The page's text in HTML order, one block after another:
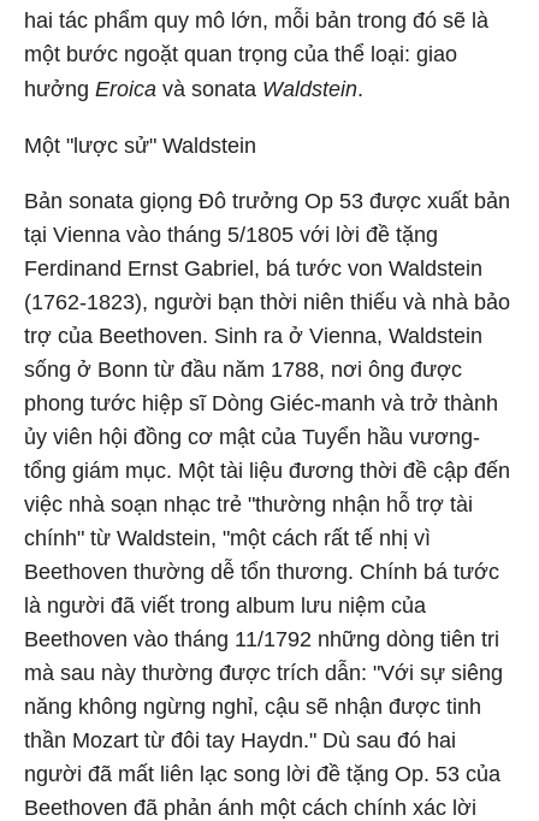
hai tác phẩm quy mô lớn, mỗi bản trong đó sẽ là
một bước ngoặt quan trọng của thể loại: giao
hưởng Eroica và sonata Waldstein.
Một "lược sử" Waldstein
Bản sonata giọng Đô trưởng Op 53 được xuất bản
tại Vienna vào tháng 5/1805 với lời đề tặng
Ferdinand Ernst Gabriel, bá tước von Waldstein
(1762-1823), người bạn thời niên thiếu và nhà bảo
trợ của Beethoven. Sinh ra ở Vienna, Waldstein
sống ở Bonn từ đầu năm 1788, nơi ông được
phong tước hiệp sĩ Dòng Giéc-manh và trở thành
ủy viên hội đồng cơ mật của Tuyển hầu vương-
tổng giám mục. Một tài liệu đương thời đề cập đến
việc nhà soạn nhạc trẻ "thường nhận hỗ trợ tài
chính" từ Waldstein, "một cách rất tế nhị vì
Beethoven thường dễ tổn thương. Chính bá tước
là người đã viết trong album lưu niệm của
Beethoven vào tháng 11/1792 những dòng tiên tri
mà sau này thường được trích dẫn: "Với sự siêng
năng không ngừng nghỉ, cậu sẽ nhận được tinh
thần Mozart từ đôi tay Haydn." Dù sau đó hai
người đã mất liên lạc song lời đề tặng Op. 53 của
Beethoven đã phản ánh một cách chính xác lời